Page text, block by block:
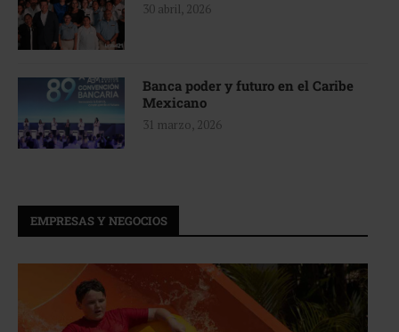
30 abril, 2026
Banca poder y futuro en el Caribe
Mexicano
31 marzo, 2026
EMPRESAS Y NEGOCIOS